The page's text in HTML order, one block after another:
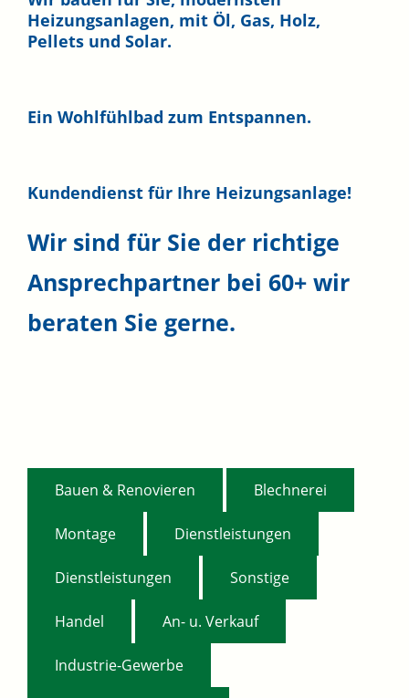
Heizungsanlagen, mit Öl, Gas, Holz,
Pellets und Solar.
Ein Wohlfühlbad zum Entspannen.
Kundendienst für Ihre Heizungsanlage!
Wir sind für Sie der richtige
Ansprechpartner bei 60+ wir
beraten Sie gerne.
Bauen & Renovieren Blechnerei
Montage Dienstleistungen
Dienstleistungen Sonstige
Handel An- u. Verkauf
Industrie-Gewerbe